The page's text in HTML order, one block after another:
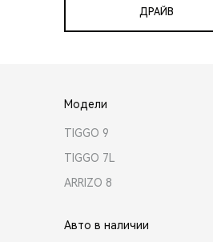
ДРАЙВ
Модели
TIGGO 9
TIGGO 7L
ARRIZO 8
Авто в наличии